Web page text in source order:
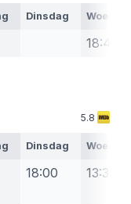
Dinsdag
18:45
5.8
Dinsdag
18:00 13:30